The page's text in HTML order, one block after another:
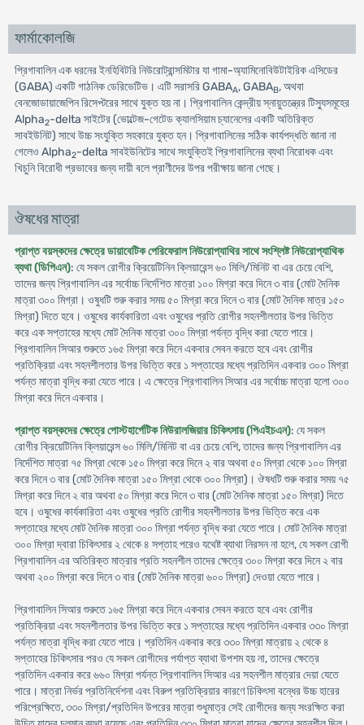
ফার্মাকোলজি
প্রিগাবালিন এক ধরনের ইনহিবিটরি নিউরোট্রান্সমিটার যা গামা-অ্যামিনোবিউটাইরিক এসিডের
(GABA) একটি গাঠনিক ডেরিভেটিভ। এটি সরাসরি GABAA, GABAB, অথবা
বেনজোডায়াজেপিন রিসেপ্টরের সাথে যুক্ত হয় না। প্রিগাবালিন কেন্দ্রীয় স্নায়ুতন্ত্রের টিস্যুসমূহের
Alpha2-delta সাইটের (ভোল্টেজ-গেটেড ক্যালসিয়াম চ্যানেলের একটি অতিরিক্ত
সাবইউনিট) সাথে উচ্চ সংযুক্তি সহকারে যুক্ত হন। প্রিগাবালিনের সঠিক কার্যপদ্ধতি জানা না
গেলেও Alpha2-delta সাবইউনিটের সাথে সংযুক্তিই প্রিগাবালিনের ব্যথা নিরোধক এবং
খিচুনি বিরোধী প্রভাবের জন্য দায়ী বলে প্রাণীদের উপর পরীক্ষায় জানা গেছে।
ঔষধের মাত্রা
প্রাপ্ত বয়স্কদের ক্ষেত্রে ডায়াবেটিক পেরিফেরাল নিউরোপ্যাথির সাথে সংশ্লিষ্ট নিউরোপ্যাথিক
ব্যথা (ডিপিএন): যে সকল রোগীর ক্রিয়েটিনিন ক্লিয়ারেন্স ৬০ মিলি/মিনিট বা এর চেয়ে বেশি,
তাদের জন্য প্রিগাবালিন এর সর্বোচ্চ নির্দেশিত মাত্রা ১০০ মিগ্রা করে দিনে ৩ বার (মোট দৈনিক
মাত্রা ৩০০ মিগ্রা। ওষুধটি শুরু করার সময় ৫০ মিগ্রা করে দিনে ৩ বার (মোট দৈনিক মাত্র ১৫০
মিগ্রা) দিতে হবে। ওষুধের কার্যকারিতা এবং ওষুধের প্রতি রোগীর সহনশীলতার উপর ভিত্তি
করে এক সপ্তাহের মধ্যে মোট দৈনিক মাত্রা ৩০০ মিগ্রা পর্যন্ত বৃদ্ধি করা যেতে পারে।
প্রিগাবালিন সিআর শুরুতে ১৬৫ মিগ্রা করে দিনে একবার সেবন করতে হবে এবং রোগীর
প্রতিক্রিয়া এবং সহনশীলতার উপর ভিত্তি করে ১ সপ্তাহের মধ্যে প্রতিদিন একবার ৩০০ মিগ্রা
পর্যন্ত মাত্রা বৃদ্ধি করা যেতে পারে। এ ক্ষেত্রে প্রিগাবালিন সিআর এর সর্বোচ্চ মাত্রা হলো ৩০০
মিগ্রা করে দিনে একবার।
প্রাপ্ত বয়স্কদের ক্ষেত্রে পোস্টহার্পেটিক নিউরালজিয়ার চিকিৎসায় (পিএইচএন): যে সকল
রোগীর ক্রিয়েটিনিন ক্লিয়ারেন্স ৬০ মিলি/মিনিট বা এর চেয়ে বেশি, তাদের জন্য প্রিগাবালিন এর
নির্দেশিত মাত্রা ৭৫ মিগ্রা থেকে ১৫০ মিগ্রা করে দিনে ২ বার অথবা ৫০ মিগ্রা থেকে ১০০ মিগ্রা
করে দিনে ৩ বার (মোট দৈনিক মাত্রা ১৫০ মিগ্রা থেকে ৩০০ মিগ্রা)। ঔষধটি শুরু করার সময় ৭৫
মিগ্রা করে দিনে ২ বার অথবা ৫০ মিগ্রা করে দিনে ৩ বার (মোট দৈনিক মাত্রা ১৫০ মিগ্রা) দিতে
হবে। ওষুধের কার্যকারিতা এবং ওষুধের প্রতি রোগীর সহনশীলতার উপর ভিত্তি করে এক
সপ্তাহের মধ্যে মোট দৈনিক মাত্রা ৩০০ মিগ্রা পর্যন্ত বৃদ্ধি করা যেতে পারে। মোট দৈনিক মাত্রা
৩০০ মিগ্রা দ্বারা চিকিৎসার ২ থেকে ৪ সপ্তাহ পরেও যথেষ্ট ব্যাথা নিরসন না হলে, যে সকল রোগী
প্রিগাবালিন এর অতিরিক্ত মাত্রার প্রতি সহনশীল তাদের ক্ষেত্রে ৩০০ মিগ্রা করে দিনে ২ বার
অথবা ২০০ মিগ্রা করে দিনে ৩ বার (মোট দৈনিক মাত্রা ৬০০ মিগ্রা) দেওয়া যেতে পারে।
প্রিগাবালিন সিআর শুরুতে ১৬৫ মিগ্রা করে দিনে একবার সেবন করতে হবে এবং রোগীর
প্রতিক্রিয়া এবং সহনশীলতার উপর ভিত্তি করে ১ সপ্তাহের মধ্যে প্রতিদিন একবার ৩৩০ মিগ্রা
পর্যন্ত মাত্রা বৃদ্ধি করা যেতে পারে। প্রতিদিন একবার করে ৩৩০ মিগ্রা মাত্রায় ২ থেকে ৪
সপ্তাহের চিকিৎসার পরও যে সকল রোগীদের পর্যাপ্ত ব্যাথা উপশম হয় না, তাদের ক্ষেত্রে
প্রতিদিন একবার করে ৬৬০ মিগ্রা পর্যন্ত প্রিগাবালিন সিআর এর সহনশীল মাত্রার দেয়া যেতে
পারে। মাত্রা নির্ভর প্রতিনির্দেশনা এবং বিরুপ প্রতিক্রিয়ার কারণে চিকিৎসা বন্ধের উচ্চ হারের
পরিপ্রেক্ষিতে, ৩৩০ মিগ্রা/প্রতিদিন উপরের মাত্রা শুধুমাত্র সেই রোগীদের জন্য সংরক্ষিত করা